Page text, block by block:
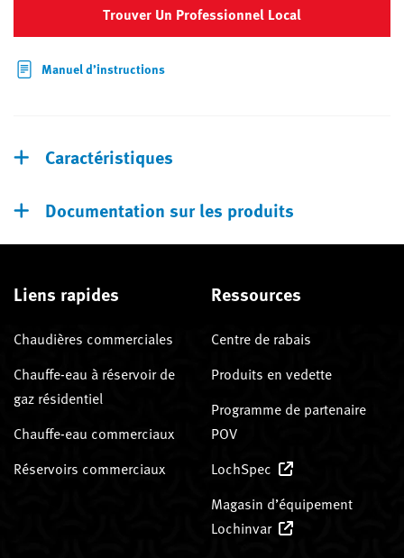
Trouver Un Professionnel Local
Manuel d’instructions
Caractéristiques
Documentation sur les produits
Liens rapides
Chaudières commerciales
Chauffe-eau à réservoir de
gaz résidentiel
Chauffe-eau commerciaux
Réservoirs commerciaux
Ressources
Centre de rabais
Produits en vedette
Programme de partenaire
POV
LochSpec
Magasin d’équipement
Lochinvar